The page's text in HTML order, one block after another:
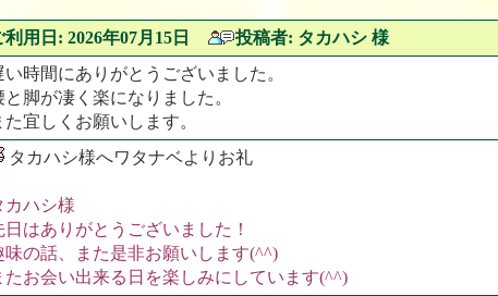
利用日: 2026年07月15日
投稿者: タカハシ 様
い時間にありがとうございました。
と脚が凄く楽になりました。
た宜しくお願いします。
タカハシ様へワタナベよりお礼
カハシ様
日はありがとうございました！
味の話、また是非お願いします(^^)
たお会い出来る日を楽しみにしています(^^)